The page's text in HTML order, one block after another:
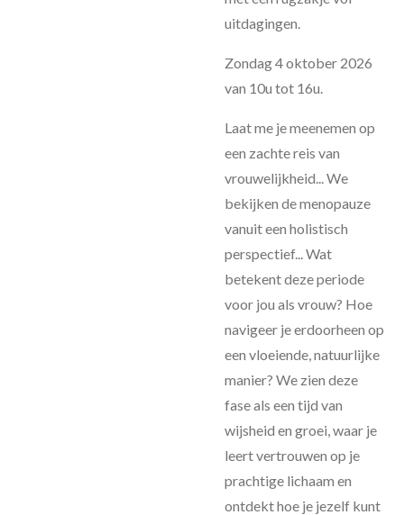
uitdagingen.
Zondag 4 oktober 2026
van 10u tot 16u.
Laat me je meenemen op
een zachte reis van
vrouwelijkheid... We
bekijken de menopauze
vanuit een holistisch
perspectief... Wat
betekent deze periode
voor jou als vrouw? Hoe
navigeer je erdoorheen op
een vloeiende, natuurlijke
manier? We zien deze
fase als een tijd van
wijsheid en groei, waar je
leert vertrouwen op je
prachtige lichaam en
ontdekt hoe je jezelf kunt